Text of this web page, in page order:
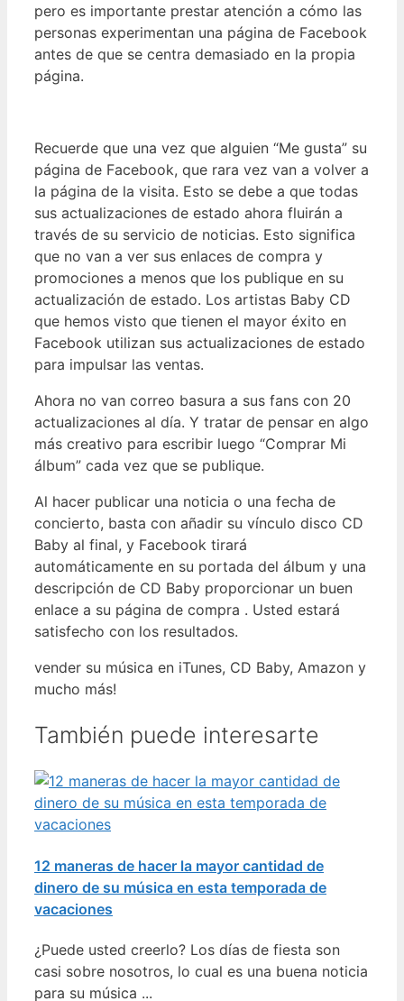
pero es importante prestar atención a cómo las
personas experimentan una página de Facebook
antes de que se centra demasiado en la propia
página.
Recuerde que una vez que alguien “Me gusta” su
página de Facebook, que rara vez van a volver a
la página de la visita. Esto se debe a que todas
sus actualizaciones de estado ahora fluirán a
través de su servicio de noticias. Esto significa
que no van a ver sus enlaces de compra y
promociones a menos que los publique en su
actualización de estado. Los artistas Baby CD
que hemos visto que tienen el mayor éxito en
Facebook utilizan sus actualizaciones de estado
para impulsar las ventas.
Ahora no van correo basura a sus fans con 20
actualizaciones al día. Y tratar de pensar en algo
más creativo para escribir luego “Comprar Mi
álbum” cada vez que se publique.
Al hacer publicar una noticia o una fecha de
concierto, basta con añadir su vínculo disco CD
Baby al final, y Facebook tirará
automáticamente en su portada del álbum y una
descripción de CD Baby proporcionar un buen
enlace a su página de compra . Usted estará
satisfecho con los resultados.
vender su música en iTunes, CD Baby, Amazon y
mucho más!
También puede interesarte
12 maneras de hacer la mayor cantidad de
dinero de su música en esta temporada de
vacaciones
¿Puede usted creerlo? Los días de fiesta son
casi sobre nosotros, lo cual es una buena noticia
para su música ...